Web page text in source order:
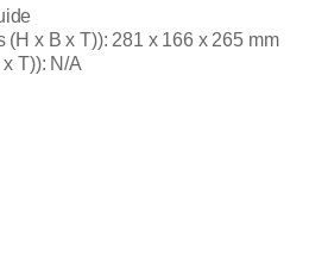
x B x T)): 281 x 166 x 265 mm
T)): N/A